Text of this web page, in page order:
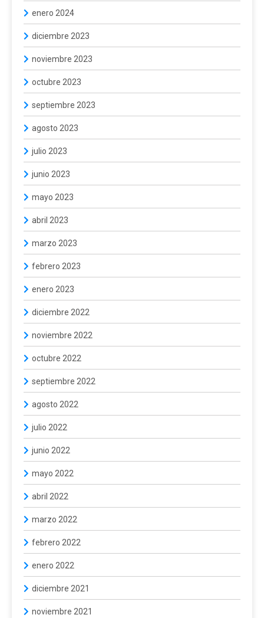
enero 2024
diciembre 2023
noviembre 2023
octubre 2023
septiembre 2023
agosto 2023
julio 2023
junio 2023
mayo 2023
abril 2023
marzo 2023
febrero 2023
enero 2023
diciembre 2022
noviembre 2022
octubre 2022
septiembre 2022
agosto 2022
julio 2022
junio 2022
mayo 2022
abril 2022
marzo 2022
febrero 2022
enero 2022
diciembre 2021
noviembre 2021